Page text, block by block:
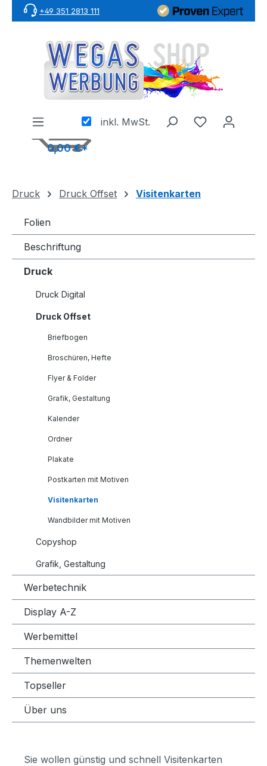
Zum Hauptinhalt springen
+49 351 2813 111
inkl. MwSt.
0,00 €*
Druck Druck Offset Visitenkarten
Folien
Beschriftung
Druck
Druck Digital
Druck Offset
Briefbogen
Broschüren, Hefte
Flyer & Folder
Grafik, Gestaltung
Kalender
Ordner
Plakate
Postkarten mit Motiven
Visitenkarten
Wandbilder mit Motiven
Copyshop
Grafik, Gestaltung
Werbetechnik
Display A-Z
Werbemittel
Themenwelten
Topseller
Über uns
Sie wollen günstig und schnell Visitenkarten